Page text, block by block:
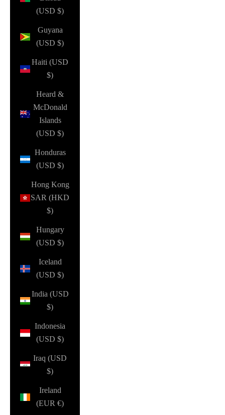
(USD $)
Guyana
(USD $)
Haiti (USD
$)
Heard &
McDonald
Islands
(USD $)
Honduras
(USD $)
Hong Kong
SAR (HKD
$)
Hungary
(USD $)
Iceland
(USD $)
India (USD
$)
Indonesia
(USD $)
Iraq (USD
$)
Ireland
(EUR €)